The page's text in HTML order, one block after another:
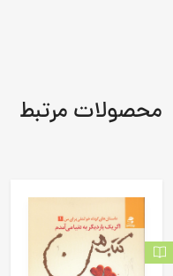
محصولات مرتبط